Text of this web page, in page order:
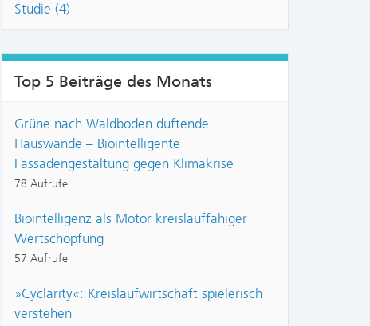
Studie (4)
Top 5 Beiträge des Monats
Grüne nach Waldboden duftende
Hauswände – Biointelligente
Fassadengestaltung gegen Klimakrise
78 Aufrufe
Biointelligenz als Motor kreislauffähiger
Wertschöpfung
57 Aufrufe
»Cyclarity«: Kreislaufwirtschaft spielerisch
verstehen